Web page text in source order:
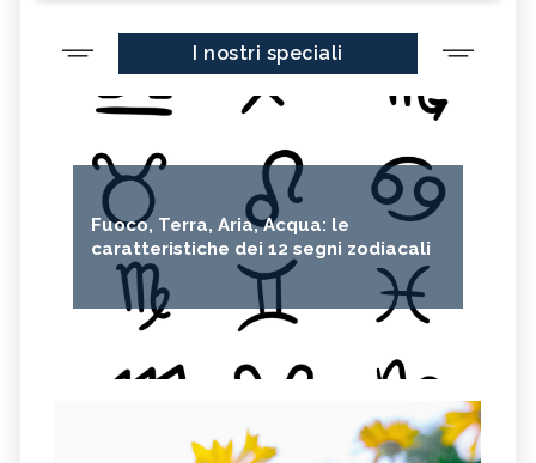
I nostri speciali
Fuoco, Terra, Aria, Acqua: le
caratteristiche dei 12 segni zodiacali